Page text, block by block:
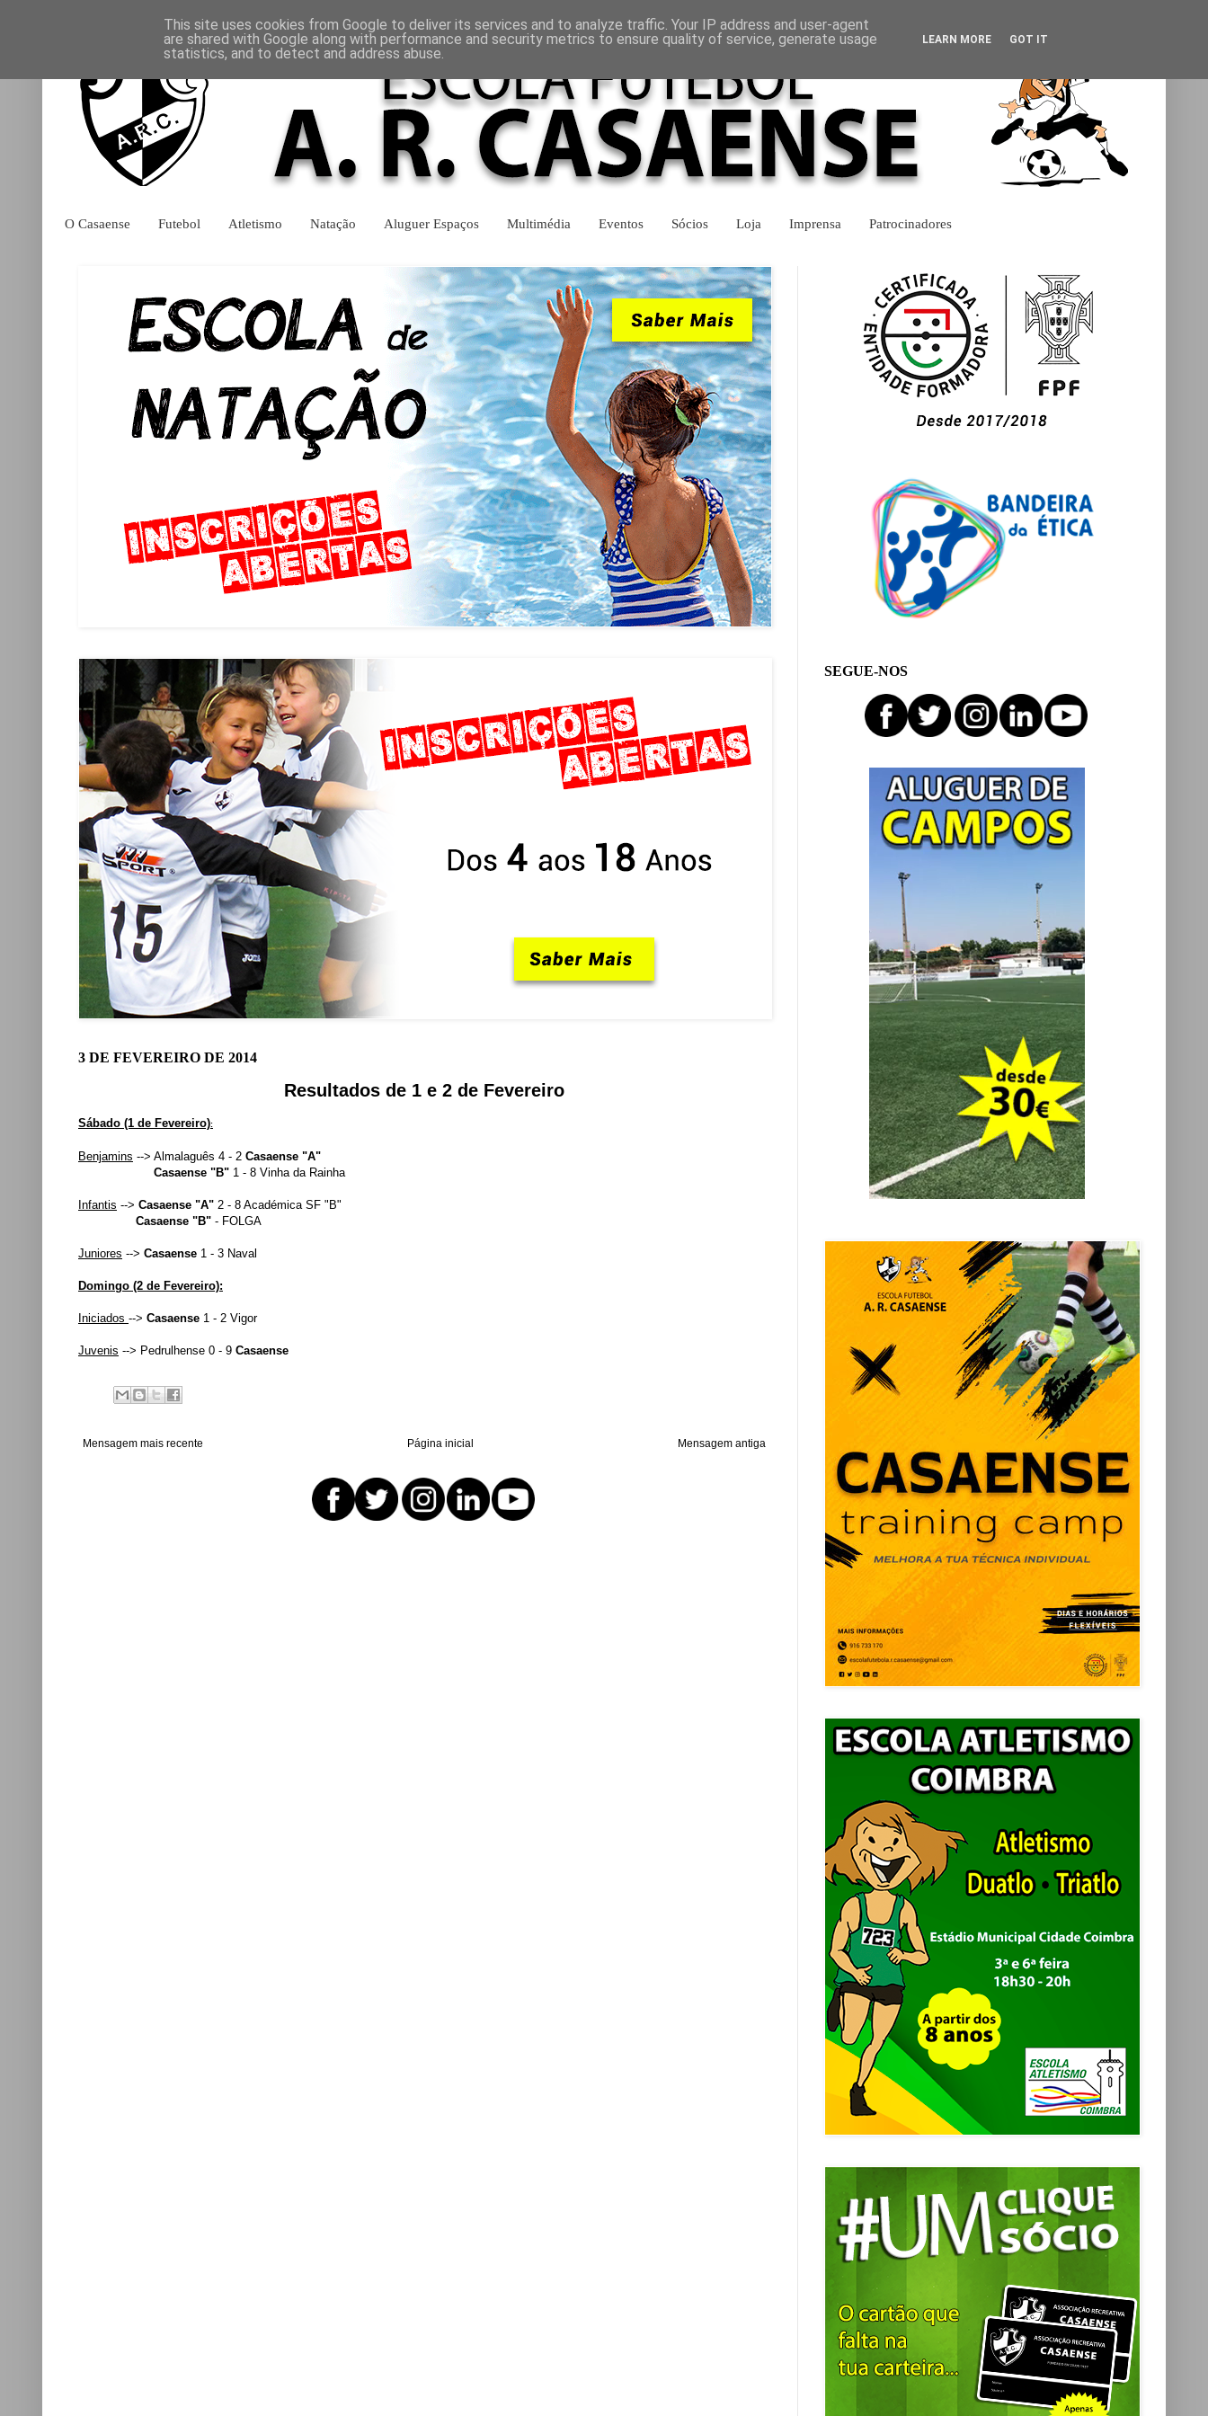
O Casaense Futebol Atletismo Natação Aluguer Espaços Multimédia Eventos Sócios Loja Imprensa Patrocinadores
3 DE FEVEREIRO DE 2014
Resultados de 1 e 2 de Fevereiro
Sábado (1 de Fevereiro):
Benjamins --> Almalaguês 4 - 2 Casaense "A"
Casaense "B" 1 - 8 Vinha da Rainha
Infantis --> Casaense "A" 2 - 8 Académica SF "B"
Casaense "B" - FOLGA
Juniores --> Casaense 1 - 3 Naval
Domingo (2 de Fevereiro):
Iniciados --> Casaense 1 - 2 Vigor
Juvenis --> Pedrulhense 0 - 9 Casaense
Mensagem mais recente Mensagem antiga
Página inicial
SEGUE-NOS
This site uses cookies from Google to deliver its services and to analyze traffic. Your IP address and user-agent
are shared with Google along with performance and security metrics to ensure quality of service, generate usage
statistics, and to detect and address abuse.
LEARN MORE GOT IT